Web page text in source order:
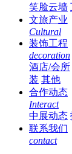
笑脸云墙
文旅产业
Cultural
装饰工程
decoration
酒店/会所
装 其他
合作动态
Interact
中展动态
联系我们
contact